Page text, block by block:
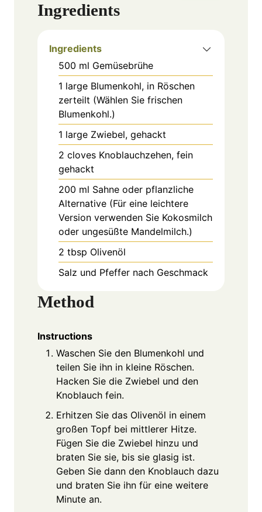
Ingredients
Ingredients
500 ml Gemüsebrühe
1 large Blumenkohl, in Röschen
zerteilt (Wählen Sie frischen
Blumenkohl.)
1 large Zwiebel, gehackt
2 cloves Knoblauchzehen, fein
gehackt
200 ml Sahne oder pflanzliche
Alternative (Für eine leichtere
Version verwenden Sie Kokosmilch
oder ungesüßte Mandelmilch.)
2 tbsp Olivenöl
Salz und Pfeffer nach Geschmack
Method
Instructions
Waschen Sie den Blumenkohl und
teilen Sie ihn in kleine Röschen.
Hacken Sie die Zwiebel und den
Knoblauch fein.
Erhitzen Sie das Olivenöl in einem
großen Topf bei mittlerer Hitze.
Fügen Sie die Zwiebel hinzu und
braten Sie sie, bis sie glasig ist.
Geben Sie dann den Knoblauch dazu
und braten Sie ihn für eine weitere
Minute an.